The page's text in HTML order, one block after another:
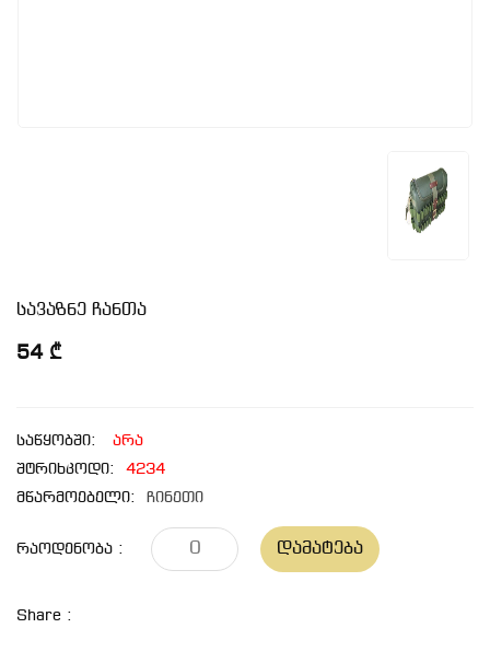
სავაზნე ჩანთა
54 ₾
საწყობში:
არა
შტრიხკოდი:
4234
მწარმოებელი:
ჩინეთი
Რაოდენობა : Დამატება
Share :